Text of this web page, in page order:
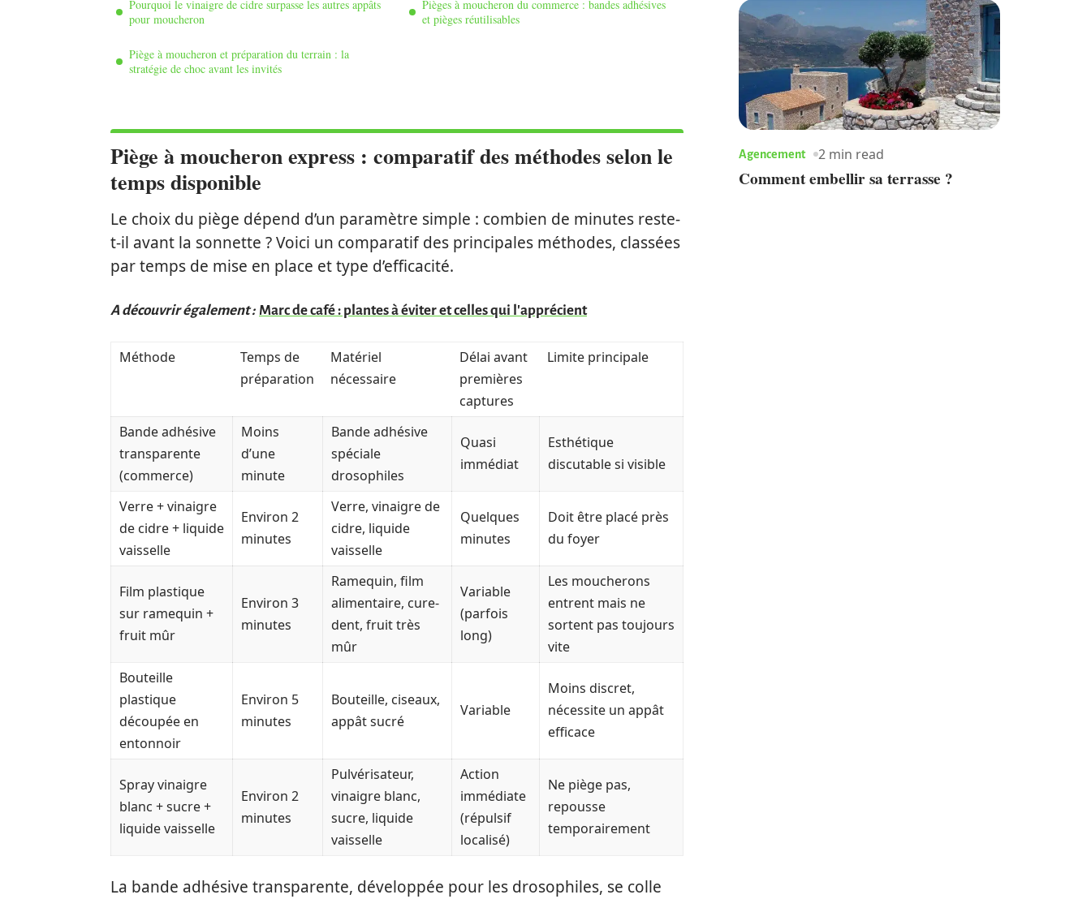
Pourquoi le vinaigre de cidre surpasse les autres appâts
pour moucheron
Piège à moucheron et préparation du terrain : la
stratégie de choc avant les invités
Pièges à moucheron du commerce : bandes adhésives
et pièges réutilisables
Piège à moucheron express : comparatif des méthodes selon le
temps disponible
Le choix du piège dépend d’un paramètre simple : combien de minutes reste-
t-il avant la sonnette ? Voici un comparatif des principales méthodes, classées
par temps de mise en place et type d’efficacité.
A découvrir également : Marc de café : plantes à éviter et celles qui l'apprécient
Méthode
Temps de
préparation
Matériel
nécessaire
Délai avant
premières
captures
Limite principale
Bande adhésive
transparente
(commerce)
Moins
d’une
minute
Bande adhésive
spéciale
drosophiles
Quasi
immédiat
Esthétique
discutable si visible
Verre + vinaigre
de cidre + liquide
vaisselle
Environ 2
minutes
Verre, vinaigre de
cidre, liquide
vaisselle
Quelques
minutes
Doit être placé près
du foyer
Film plastique
sur ramequin +
fruit mûr
Environ 3
minutes
Ramequin, film
alimentaire, cure-
dent, fruit très
mûr
Variable
(parfois
long)
Les moucherons
entrent mais ne
sortent pas toujours
vite
Bouteille
plastique
découpée en
entonnoir
Environ 5
minutes
Bouteille, ciseaux,
appât sucré
Variable
Moins discret,
nécessite un appât
efficace
Spray vinaigre
blanc + sucre +
liquide vaisselle
Environ 2
minutes
Pulvérisateur,
vinaigre blanc,
sucre, liquide
vaisselle
Action
immédiate
(répulsif
localisé)
Ne piège pas,
repousse
temporairement
La bande adhésive transparente, développée pour les drosophiles, se colle
Agencement 2 min read
Comment embellir sa terrasse ?